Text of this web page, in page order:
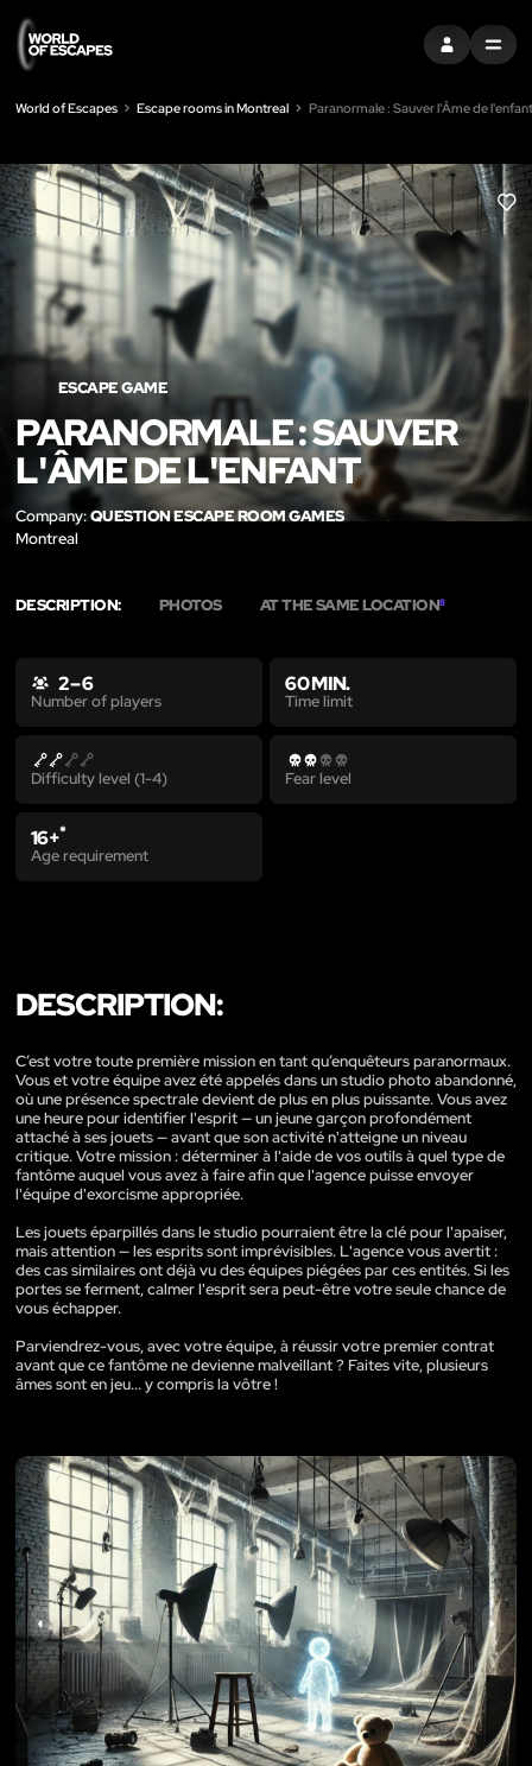
SIGN INMENU
World of Escapes Escape rooms in Montreal Paranormale : Sauver l'Âme de l'enfant
LIKE
ESCAPE GAME
PARANORMALE : SAUVER
L'ÂME DE L'ENFANT
Company:QUESTION ESCAPE ROOM GAMES
Montreal
DESCRIPTION: PHOTOS AT THE SAME LOCATION8
2 – 6
Number of players
60 MIN.
Time limit
Difficulty level (1-4) Fear level
16+*
Age requirement
DESCRIPTION:
C’est votre toute première mission en tant qu’enquêteurs paranormaux.
Vous et votre équipe avez été appelés dans un studio photo abandonné,
où une présence spectrale devient de plus en plus puissante. Vous avez
une heure pour identifier l'esprit — un jeune garçon profondément
attaché à ses jouets — avant que son activité n'atteigne un niveau
critique. Votre mission : déterminer à l'aide de vos outils à quel type de
fantôme auquel vous avez à faire afin que l'agence puisse envoyer
l'équipe d'exorcisme appropriée.
Les jouets éparpillés dans le studio pourraient être la clé pour l'apaiser,
mais attention — les esprits sont imprévisibles. L'agence vous avertit :
des cas similaires ont déjà vu des équipes piégées par ces entités. Si les
portes se ferment, calmer l'esprit sera peut-être votre seule chance de
vous échapper.
Parviendrez-vous, avec votre équipe, à réussir votre premier contrat
avant que ce fantôme ne devienne malveillant ? Faites vite, plusieurs
âmes sont en jeu... y compris la vôtre !